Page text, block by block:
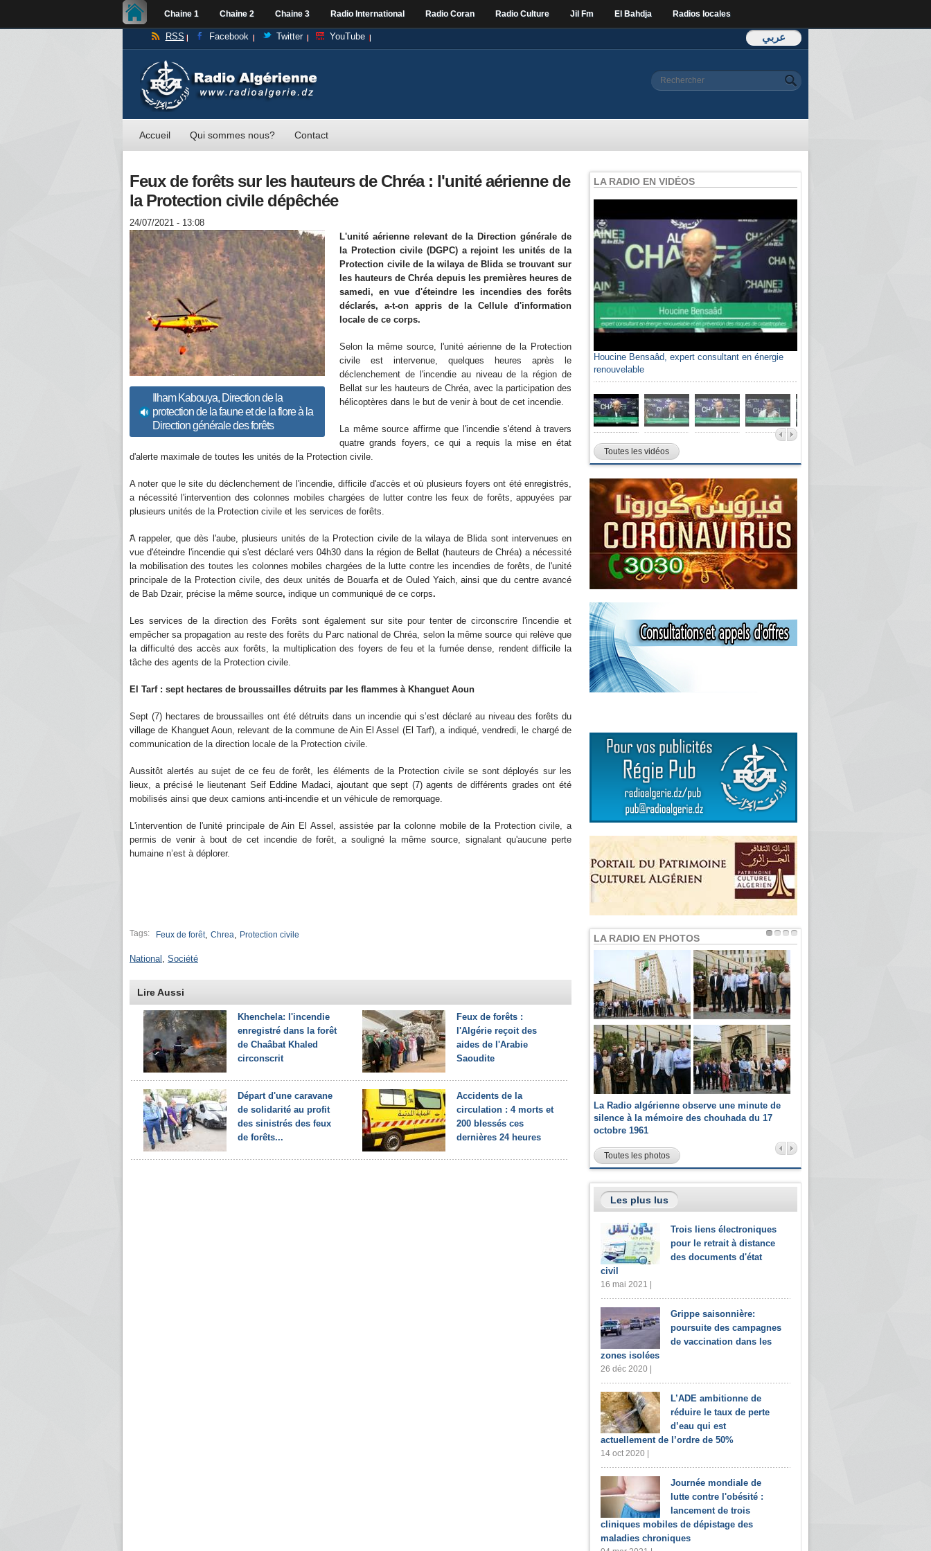
Chaine 1 Chaine 2 Chaine 3 Radio International Radio Coran Radio Culture Jil Fm El Bahdja Radios locales
عربي RSS Facebook Twitter YouTube
Formulaire de
Rechercher
Accueil Qui sommes nous? Contact
Feux de forêts sur les hauteurs de Chréa : l'unité aérienne de
la Protection civile dépêchée
24/07/2021 - 13:08
Ilham Kabouya, Direction de la
protection de la faune et de la flore à la
Direction générale des forêts
L'unité aérienne relevant de la Direction générale de
la Protection civile (DGPC) a rejoint les unités de la
Protection civile de la wilaya de Blida se trouvant sur
les hauteurs de Chréa depuis les premières heures de
samedi, en vue d'éteindre les incendies des forêts
déclarés, a-t-on appris de la Cellule d'information
locale de ce corps.
Selon la même source, l'unité aérienne de la Protection
civile est intervenue, quelques heures après le
déclenchement de l'incendie au niveau de la région de
Bellat sur les hauteurs de Chréa, avec la participation des
hélicoptères dans le but de venir à bout de cet incendie.
La même source affirme que l'incendie s'étend à travers
quatre grands foyers, ce qui a requis la mise en état
d'alerte maximale de toutes les unités de la Protection civile.
A noter que le site du déclenchement de l'incendie, difficile d'accès et où plusieurs foyers ont été enregistrés,
a nécessité l'intervention des colonnes mobiles chargées de lutter contre les feux de forêts, appuyées par
plusieurs unités de la Protection civile et les services de forêts.
A rappeler, que dès l'aube, plusieurs unités de la Protection civile de la wilaya de Blida sont intervenues en
vue d'éteindre l'incendie qui s'est déclaré vers 04h30 dans la région de Bellat (hauteurs de Chréa) a nécessité
la mobilisation des toutes les colonnes mobiles chargées de la lutte contre les incendies de forêts, de l'unité
principale de la Protection civile, des deux unités de Bouarfa et de Ouled Yaich, ainsi que du centre avancé
de Bab Dzair, précise la même source, indique un communiqué de ce corps.
Les services de la direction des Forêts sont également sur site pour tenter de circonscrire l'incendie et
empêcher sa propagation au reste des forêts du Parc national de Chréa, selon la même source qui relève que
la difficulté des accès aux forêts, la multiplication des foyers de feu et la fumée dense, rendent difficile la
tâche des agents de la Protection civile.
El Tarf : sept hectares de broussailles détruits par les flammes à Khanguet Aoun
Sept (7) hectares de broussailles ont été détruits dans un incendie qui s’est déclaré au niveau des forêts du
village de Khanguet Aoun, relevant de la commune de Ain El Assel (El Tarf), a indiqué, vendredi, le chargé de
communication de la direction locale de la Protection civile.
Aussitôt alertés au sujet de ce feu de forêt, les éléments de la Protection civile se sont déployés sur les
lieux, a précisé le lieutenant Seif Eddine Madaci, ajoutant que sept (7) agents de différents grades ont été
mobilisés ainsi que deux camions anti-incendie et un véhicule de remorquage.
L'intervention de l'unité principale de Ain El Assel, assistée par la colonne mobile de la Protection civile, a
permis de venir à bout de cet incendie de forêt, a souligné la même source, signalant qu'aucune perte
humaine n’est à déplorer.
Tags: Feux de forêt, Chrea, Protection civile
National , Société
Lire Aussi
Khenchela: l'incendie
enregistré dans la forêt
de Chaâbat Khaled
circonscrit
Feux de forêts :
l'Algérie reçoit des
aides de l'Arabie
Saoudite
Départ d'une caravane
de solidarité au profit
des sinistrés des feux
de forêts...
Accidents de la
circulation : 4 morts et
200 blessés ces
dernières 24 heures
LA RADIO EN VIDÉOS
Houcine Bensaâd, expert consultant en énergie
renouvelable
Toutes les vidéos
LA RADIO EN PHOTOS
La Radio algérienne observe une minute de
silence à la mémoire des chouhada du 17
octobre 1961
Toutes les photos
Les plus lus
Trois liens électroniques
pour le retrait à distance
des documents d'état
civil
16 mai 2021 |
Grippe saisonnière:
poursuite des campagnes
de vaccination dans les
zones isolées
26 déc 2020 |
L’ADE ambitionne de
réduire le taux de perte
d’eau qui est
actuellement de l’ordre de 50%
14 oct 2020 |
Journée mondiale de
lutte contre l'obésité :
lancement de trois
cliniques mobiles de dépistage des
maladies chroniques